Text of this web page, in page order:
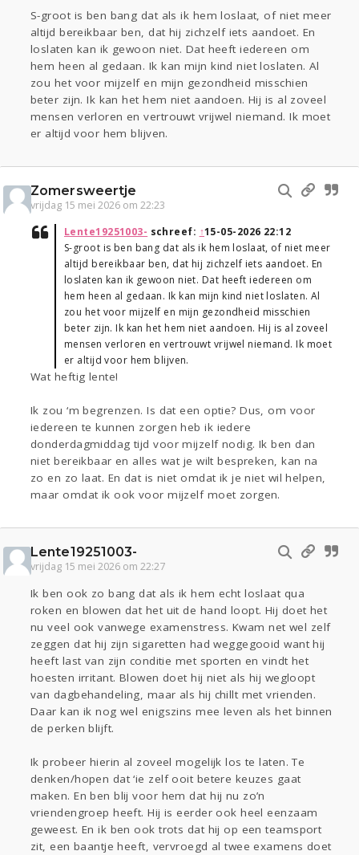
S-groot is ben bang dat als ik hem loslaat, of niet meer
altijd bereikbaar ben, dat hij zichzelf iets aandoet. En
loslaten kan ik gewoon niet. Dat heeft iedereen om
hem heen al gedaan. Ik kan mijn kind niet loslaten. Al
zou het voor mijzelf en mijn gezondheid misschien
beter zijn. Ik kan het hem niet aandoen. Hij is al zoveel
mensen verloren en vertrouwt vrijwel niemand. Ik moet
er altijd voor hem blijven.
Zomersweertje
vrijdag 15 mei 2026 om 22:23
Lente19251003- schreef: ↑15-05-2026 22:12
S-groot is ben bang dat als ik hem loslaat, of niet meer
altijd bereikbaar ben, dat hij zichzelf iets aandoet. En
loslaten kan ik gewoon niet. Dat heeft iedereen om
hem heen al gedaan. Ik kan mijn kind niet loslaten. Al
zou het voor mijzelf en mijn gezondheid misschien
beter zijn. Ik kan het hem niet aandoen. Hij is al zoveel
mensen verloren en vertrouwt vrijwel niemand. Ik moet
er altijd voor hem blijven.
Wat heftig lente!
Ik zou ‘m begrenzen. Is dat een optie? Dus, om voor
iedereen te kunnen zorgen heb ik iedere
donderdagmiddag tijd voor mijzelf nodig. Ik ben dan
niet bereikbaar en alles wat je wilt bespreken, kan na
zo en zo laat. En dat is niet omdat ik je niet wil helpen,
maar omdat ik ook voor mijzelf moet zorgen.
Lente19251003-
vrijdag 15 mei 2026 om 22:27
Ik ben ook zo bang dat als ik hem echt loslaat qua
roken en blowen dat het uit de hand loopt. Hij doet het
nu veel ook vanwege examenstress. Kwam net wel zelf
zeggen dat hij zijn sigaretten had weggegooid want hij
heeft last van zijn conditie met sporten en vindt het
hoesten irritant. Blowen doet hij niet als hij wegloopt
van dagbehandeling, maar als hij chillt met vrienden.
Daar kan ik nog wel enigszins mee leven als het binnen
de perken blijft.
Ik probeer hierin al zoveel mogelijk los te laten. Te
denken/hopen dat ‘ie zelf ooit betere keuzes gaat
maken. En ben blij voor hem dat hij nu zo’n
vriendengroep heeft. Hij is eerder ook heel eenzaam
geweest. En ik ben ook trots dat hij op een teamsport
zit, een baantje heeft, vervroegd al twee examens doet